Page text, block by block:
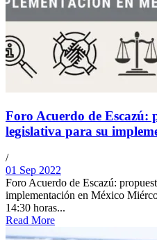
Foro Acuerdo de Escazú:
legislativa para su
/
01 Sep 2022
Foro Acuerdo de Escazú:
implementación en México
14:30 horas...
Read More